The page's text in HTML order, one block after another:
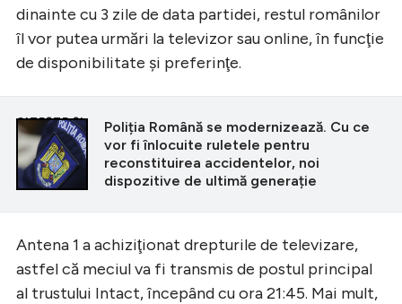
dinainte cu 3 zile de data partidei, restul românilor
îl vor putea urmări la televizor sau online, în funcţie
de disponibilitate şi preferinţe.
CITEȘTE ȘI
Poliția Română se modernizează. Cu ce
vor fi înlocuite ruletele pentru
reconstituirea accidentelor, noi
dispozitive de ultimă generație
Antena 1 a achiziţionat drepturile de televizare,
astfel că meciul va fi transmis de postul principal
al trustului Intact, începând cu ora 21:45. Mai mult,